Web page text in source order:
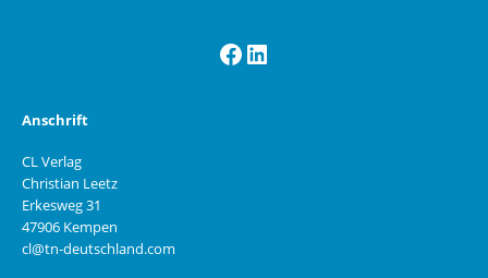
Facebook
LinkedIn
Anschrift
CL Verlag
Christian Leetz
Erkesweg 31
47906 Kempen
cl@tn-deutschland.com